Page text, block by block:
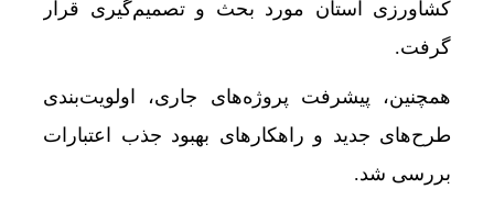
کشاورزی استان مورد بحث و تصمیم‌گیری قرار
گرفت.
همچنین، پیشرفت پروژه‌های جاری، اولویت‌بندی
طرح‌های جدید و راهکارهای بهبود جذب اعتبارات
بررسی شد.